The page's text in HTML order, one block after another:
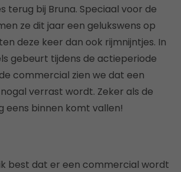
terug bij Bruna. Speciaal voor de
ze dit jaar een gelukswens op
deze keer dan ook rijmnijntjes. In
gebeurt tijdens de actieperiode
commercial zien we dat een
verrast wordt. Zeker als de
eens binnen komt vallen!
best dat er een commercial wordt